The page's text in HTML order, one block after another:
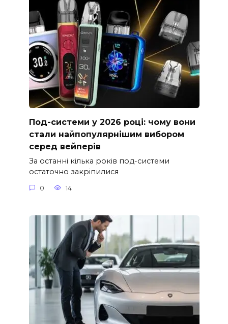
Под-системи у 2026 році: чому вони
стали найпопулярнішим вибором
серед вейперів
За останні кілька років под-системи
остаточно закріпилися
0 14